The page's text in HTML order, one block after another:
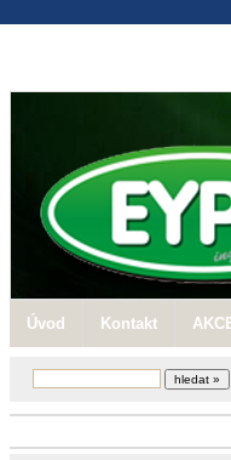
Úvod Kontakt